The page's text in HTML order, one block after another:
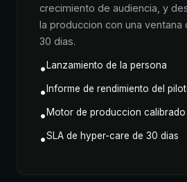
crecimiento de audiencia, y
la produccion con una
30 dias.
•Lanzamiento de la persona
•Informe de rendimiento del
•Motor de produccion calibrado
•SLA de hyper-care de 30 dias